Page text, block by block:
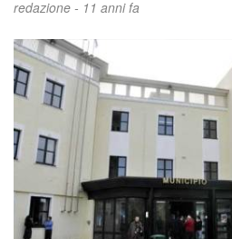
redazione - 11 anni fa